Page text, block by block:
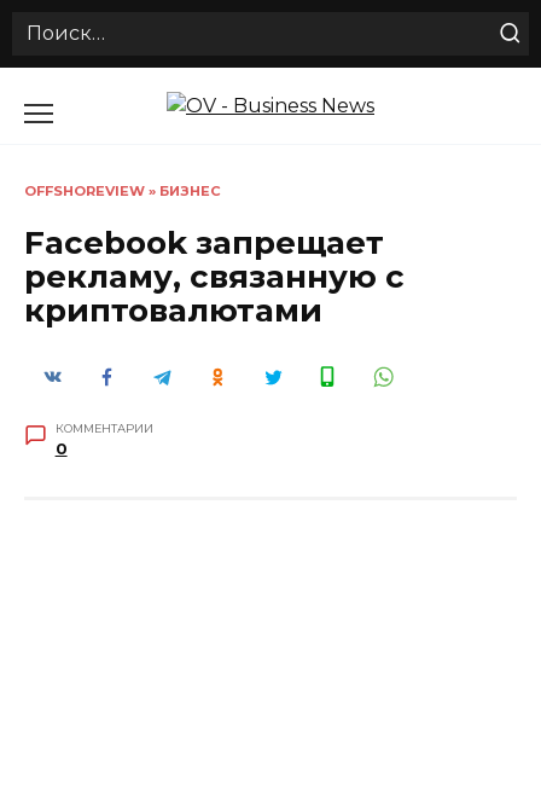
Search
OFFSHOREVIEW » БИЗНЕС
Facebook запрещает
рекламу, связанную с
криптовалютами
КОММЕНТАРИИ
0